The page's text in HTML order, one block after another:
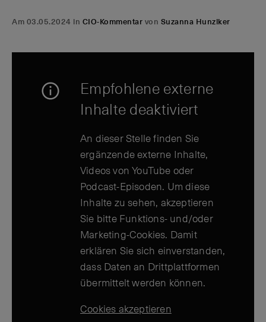
Am 03.05.2024 in CIO-Kommentar von Suzanna Hunziker
Empfohlene externe
Inhalte deaktiviert
An dieser Stelle finden Sie
ergänzende externe Inhalte,
Videos von YouTube oder
Podcast-Episoden. Um diese
Inhalte zu sehen, akzeptieren
Sie bitte Funktions- und/oder
Marketing-Cookies. Damit
erklären Sie sich einverstanden,
dass Daten an Drittplattformen
übermittelt werden können.
Cookies akzeptieren